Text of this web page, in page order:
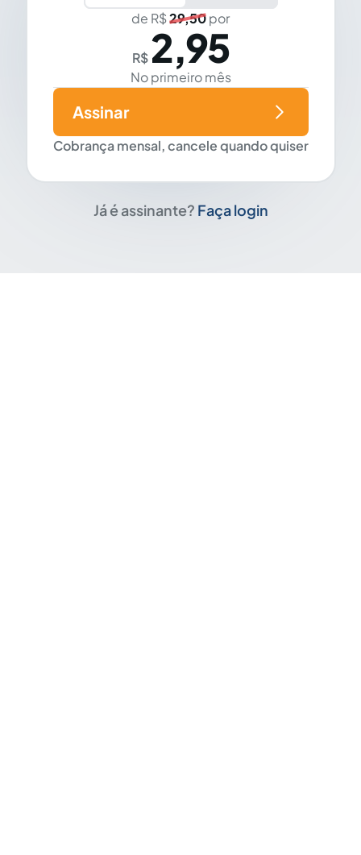
de R$29,50por
R$ 2,95
No primeiro mês
Cobrança mensal, cancele quando quiser
Assinar
Já é assinante? Faça login